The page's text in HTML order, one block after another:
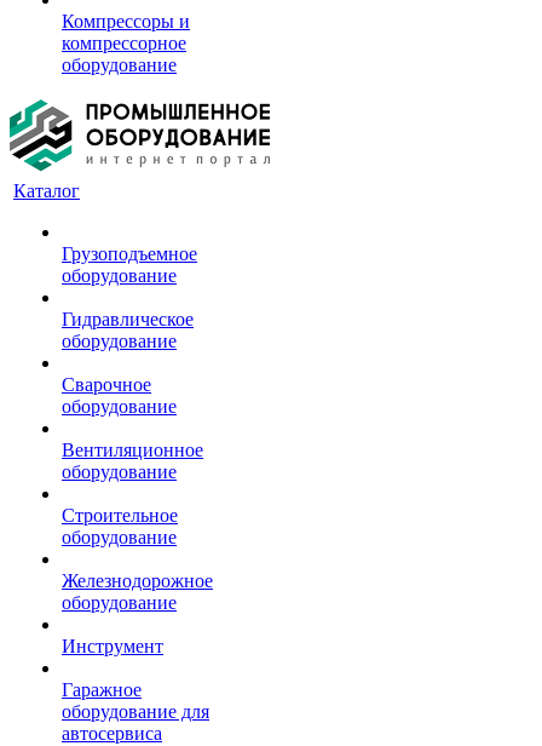
Компрессоры и
компрессорное
оборудование
Каталог
Грузоподъемное
оборудование
Гидравлическое
оборудование
Сварочное
оборудование
Вентиляционное
оборудование
Строительное
оборудование
Железнодорожное
оборудование
Инструмент
Гаражное
оборудование для
автосервиса